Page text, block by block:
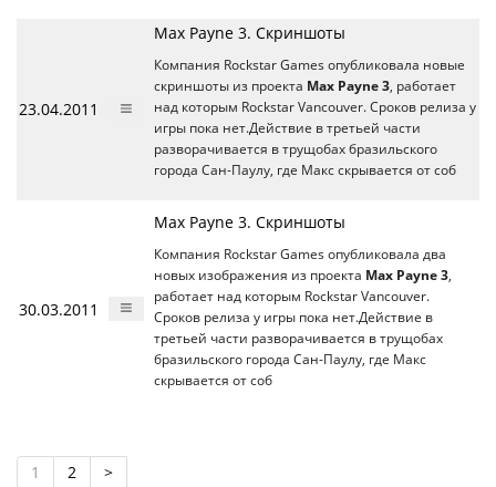
23.04.2011
Max Payne 3. Скриншоты
Компания Rockstar Games опубликовала новые
скриншоты из проекта Max Payne 3, работает
над которым Rockstar Vancouver. Сроков релиза у
игры пока нет.Действие в третьей части
разворачивается в трущобах бразильского
города Сан-Паулу, где Макс скрывается от соб
30.03.2011
Max Payne 3. Скриншоты
Компания Rockstar Games опубликовала два
новых изображения из проекта Max Payne 3,
работает над которым Rockstar Vancouver.
Сроков релиза у игры пока нет.Действие в
третьей части разворачивается в трущобах
бразильского города Сан-Паулу, где Макс
скрывается от соб
1 2 >